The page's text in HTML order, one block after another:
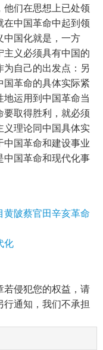
们在思想上已处领
中国革命中起到领
中国化就是，一方
义必须具有中国的
自己的出发点：另
革命的具体实际紧
运用到中国革命当
取得胜利，就必须
义理论同中国具体实
国革命和建设事业
中国革命和现代化事
陂蔡官田辛亥革命
化
若侵犯您的权益，请
通知，我们不承担